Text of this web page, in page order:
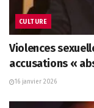
CULTURE
Violences
accusations «
16 janvier 2026